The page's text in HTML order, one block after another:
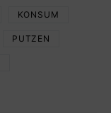
KONSUM
PUTZEN